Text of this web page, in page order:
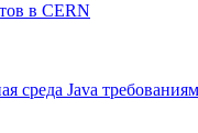
в CERN
среда Java